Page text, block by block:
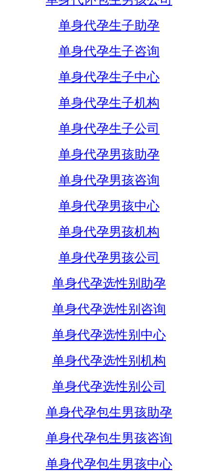
单身代孕生子助孕
单身代孕生子咨询
单身代孕生子中心
单身代孕生子机构
单身代孕生子公司
单身代孕男孩助孕
单身代孕男孩咨询
单身代孕男孩中心
单身代孕男孩机构
单身代孕男孩公司
单身代孕选性别助孕
单身代孕选性别咨询
单身代孕选性别中心
单身代孕选性别机构
单身代孕选性别公司
单身代孕包生男孩助孕
单身代孕包生男孩咨询
单身代孕包生男孩中心